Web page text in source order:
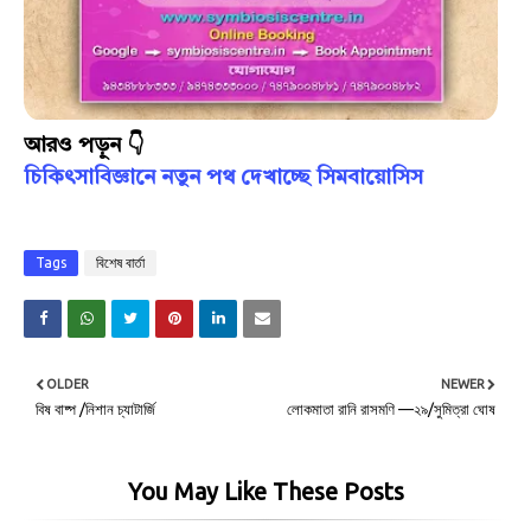
আরও পড়ুন 👇
চিকিৎসাবিজ্ঞানে নতুন পথ দেখাচ্ছে সিমবায়োসিস
Tags বিশেষ বার্তা
NEWER
লোকমাতা রানি রাসমণি —২৯/সুমিত্রা ঘোষ
OLDER
বিষ বাষ্প /নিশান চ্যাটার্জি
You May Like These Posts